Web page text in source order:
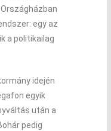
egy az
a politikailag
idején
egyik
után a
pedig